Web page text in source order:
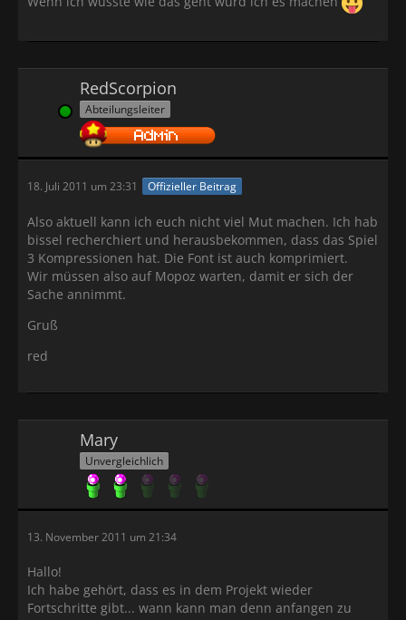
Online
RedScorpion
Abteilungsleiter
18. Juli 2011 um 23:31 Offizieller Beitrag
Also aktuell kann ich euch nicht viel Mut machen. Ich hab
bissel recherchiert und herausbekommen, dass das Spiel
3 Kompressionen hat. Die Font ist auch komprimiert.
Wir müssen also auf Mopoz warten, damit er sich der
Sache annimmt.
Gruß
red
Mary
Unvergleichlich
13. November 2011 um 21:34
Hallo!
Ich habe gehört, dass es in dem Projekt wieder
Fortschritte gibt... wann kann man denn anfangen zu